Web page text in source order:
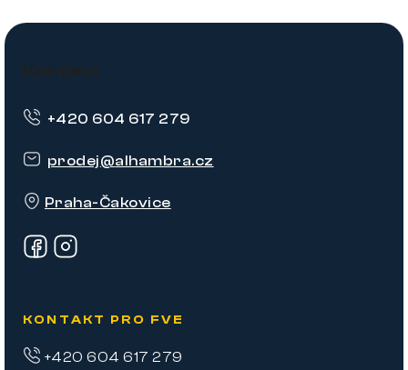
Z
Kontakt
prodej@alhambra.cz
Praha-Čakovice
+420 604 617 279
KONTAKT PRO FVE
+420 604 617 279